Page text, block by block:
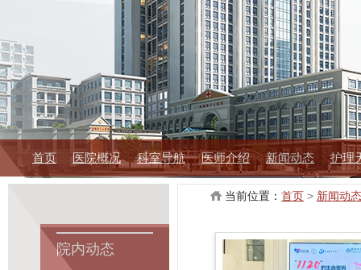
首页 医院概况 科室导航 医师介绍 新闻动态 护理
院内动态
当前位置： 首页 > 新闻动态